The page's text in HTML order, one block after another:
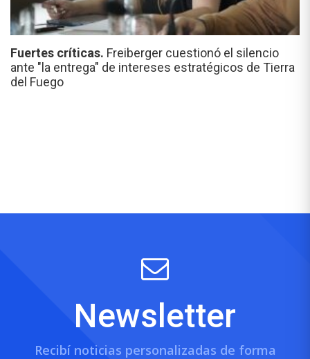
Fuertes críticas. Freiberger cuestionó el silencio
ante "la entrega" de intereses estratégicos de Tierra
del Fuego
Newsletter
Recibí noticias personalizadas de forma